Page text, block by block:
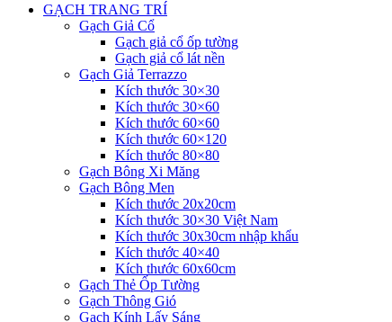
GẠCH TRANG TRÍ
Gạch Giả Cổ
Gạch giả cổ ốp tường
Gạch giả cổ lát nền
Gạch Giả Terrazzo
Kích thước 30×30
Kích thước 30×60
Kích thước 60×60
Kích thước 60×120
Kích thước 80×80
Gạch Bông Xi Măng
Gạch Bông Men
Kích thước 20x20cm
Kích thước 30×30 Việt Nam
Kích thước 30x30cm nhập khẩu
Kích thước 40×40
Kích thước 60x60cm
Gạch Thẻ Ốp Tường
Gạch Thông Gió
Gạch Kính Lấy Sáng